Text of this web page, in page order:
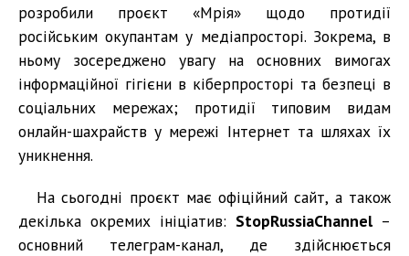
розробили проєкт «Мрія» щодо протидії
російським окупантам у медіапросторі. Зокрема, в
ньому зосереджено увагу на основних вимогах
інформаційної гігієни в кіберпросторі та безпеці в
соціальних мережах; протидії типовим видам
онлайн-шахрайств у мережі Інтернет та шляхах їх
уникнення.
На сьогодні проєкт має офіційний сайт, а також
декілька окремих ініціатив: StopRussiaChannel –
основний телеграм-канал, де здійснюється